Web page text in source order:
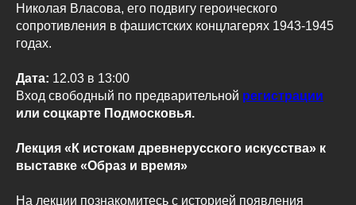
Николая Власова, его подвигу героического
сопротивления в фашистских концлагерях 1943-1945
годах.
Дата: 12.03 в 13:00
Вход свободный по предварительной регистрации
или соцкарте Подмосковья.
Лекция «К истокам древнерусского искусства» к
выставке «Образ и время»
На лекции познакомитесь с историей появления